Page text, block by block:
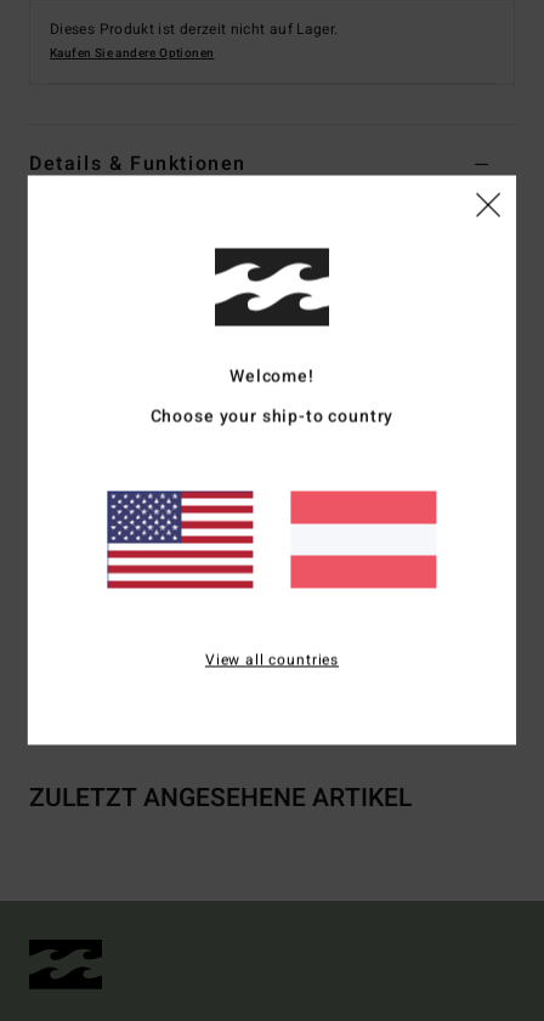
Dieses Produkt ist derzeit nicht auf Lager.
Kaufen Sie andere Optionen
Details & Funktionen
Farbcodetlm0
Essentials-Kollektion
Verschluss:fester Verschluss
Taschen:Seitentaschen
Zusammensetzung64 % Polyester 34 % Baumwolle 2 %
ZULETZT ANGESEHENE ARTIKEL
Welcome!
Choose your ship-to country
View all countries